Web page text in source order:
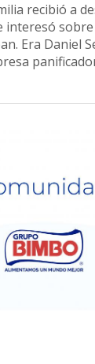
recibió a
interesó
Era Daniel